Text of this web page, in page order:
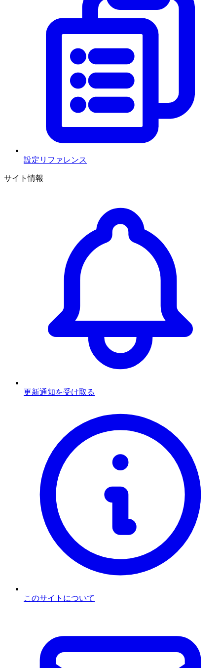
設定リファレンス
サイト情報
更新通知を受け取る
このサイトについて